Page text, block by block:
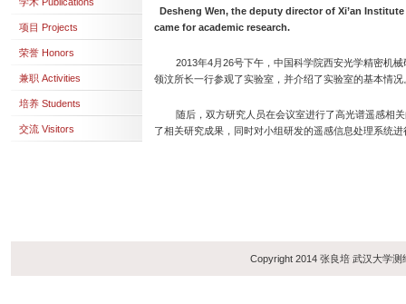
项目 Projects
荣誉 Honors
兼职 Activities
培养 Students
交流 Visitors
Desheng Wen, the deputy director of Xi’an
came for academic research.
2013年4月26号下午，中国科学院西安光学精密机械
领汶所长一行参观了实验室，并介绍了实验室的基本情况
随后，双方研究人员在会议室进行了高光谱遥感相关
了相关研究成果，同时对小组研发的遥感信息处理系统
Copyright 2014 张良培 武汉大学